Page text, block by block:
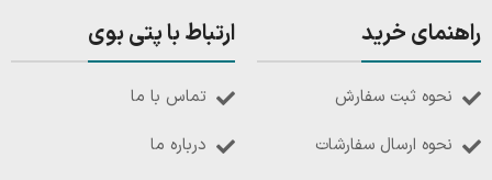
راهنمای خرید
نحوه ثبت سفارش
نحوه ارسال سفارشات
ارتباط با پتی بوی
تماس با ما
درباره ما